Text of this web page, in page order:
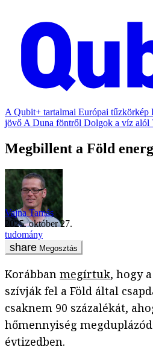
A Qubit+ tartalmai Európai tűzkörkép
jövő A Duna föntről Dolgok a víz alól
Megbillent a Föld
Vajna Tamás
2025. október 27.
tudomány
Megosztás
Korábban megírtuk, hogy
szívják fel a Föld által
csaknem 90 százalékát,
hőmennyiség
évtizedben.